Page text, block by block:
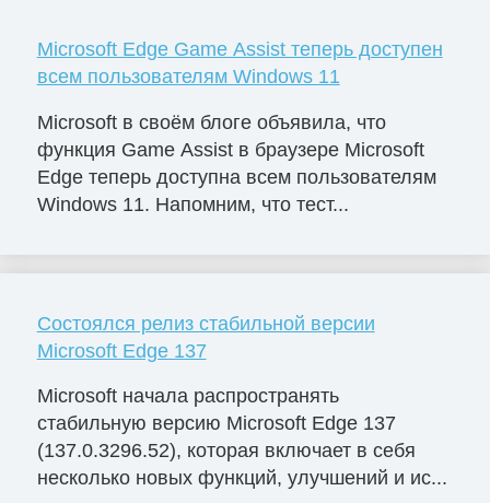
Microsoft Edge Game Assist теперь доступен
всем пользователям Windows 11
Microsoft в своём блоге объявила, что
функция Game Assist в браузере Microsoft
Edge теперь доступна всем пользователям
Windows 11. Напомним, что тест...
Состоялся релиз стабильной версии
Microsoft Edge 137
Microsoft начала распространять
стабильную версию Microsoft Edge 137
(137.0.3296.52), которая включает в себя
несколько новых функций, улучшений и ис...